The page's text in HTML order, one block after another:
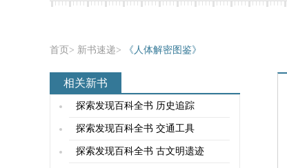
首页 > 新书速递> 《人体解密图鉴》
相关新书
探索发现百科全书 历史追踪
探索发现百科全书 交通工具
探索发现百科全书 古文明遗迹